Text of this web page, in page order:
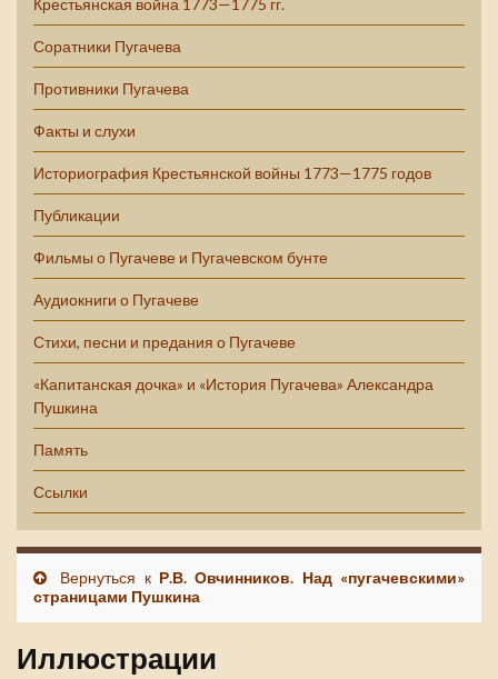
Крестьянская война 1773—1775 гг.
Соратники Пугачева
Противники Пугачева
Факты и слухи
Историография Крестьянской войны 1773—1775 годов
Публикации
Фильмы о Пугачеве и Пугачевском бунте
Аудиокниги о Пугачеве
Стихи, песни и предания о Пугачеве
«Капитанская дочка» и «История Пугачева» Александра
Пушкина
Память
Ссылки
Вернуться к Р.В. Овчинников. Над «пугачевскими»
страницами Пушкина
Иллюстрации